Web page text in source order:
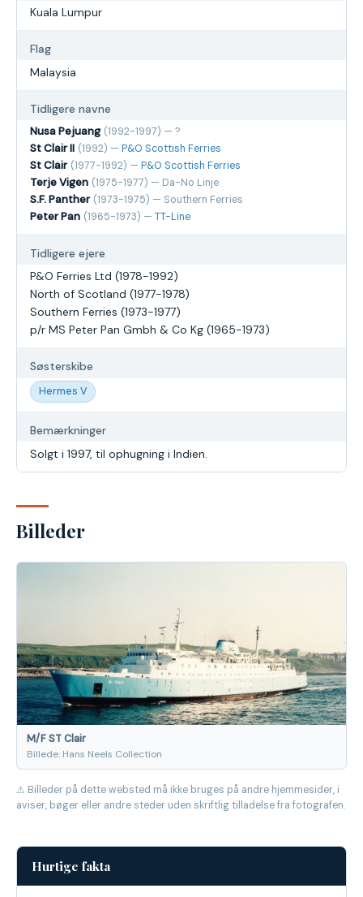
Kuala Lumpur
Flag
Malaysia
Tidligere navne
Nusa Pejuang (1992-1997) — ?
St Clair II (1992) — P&O Scottish Ferries
St Clair (1977-1992) — P&O Scottish Ferries
Terje Vigen (1975-1977) — Da-No Linje
S.F. Panther (1973-1975) — Southern Ferries
Peter Pan (1965-1973) — TT-Line
Tidligere ejere
P&O Ferries Ltd (1978-1992)
North of Scotland (1977-1978)
Southern Ferries (1973-1977)
p/r MS Peter Pan Gmbh & Co Kg (1965-1973)
Søsterskibe
Hermes V
Bemærkninger
Solgt i 1997, til ophugning i Indien.
Billeder
M/F ST Clair
Billede: Hans Neels Collection
⚠ Billeder på dette websted må ikke bruges på andre hjemmesider, i
aviser, bøger eller andre steder uden skriftlig tilladelse fra fotografen.
Hurtige fakta